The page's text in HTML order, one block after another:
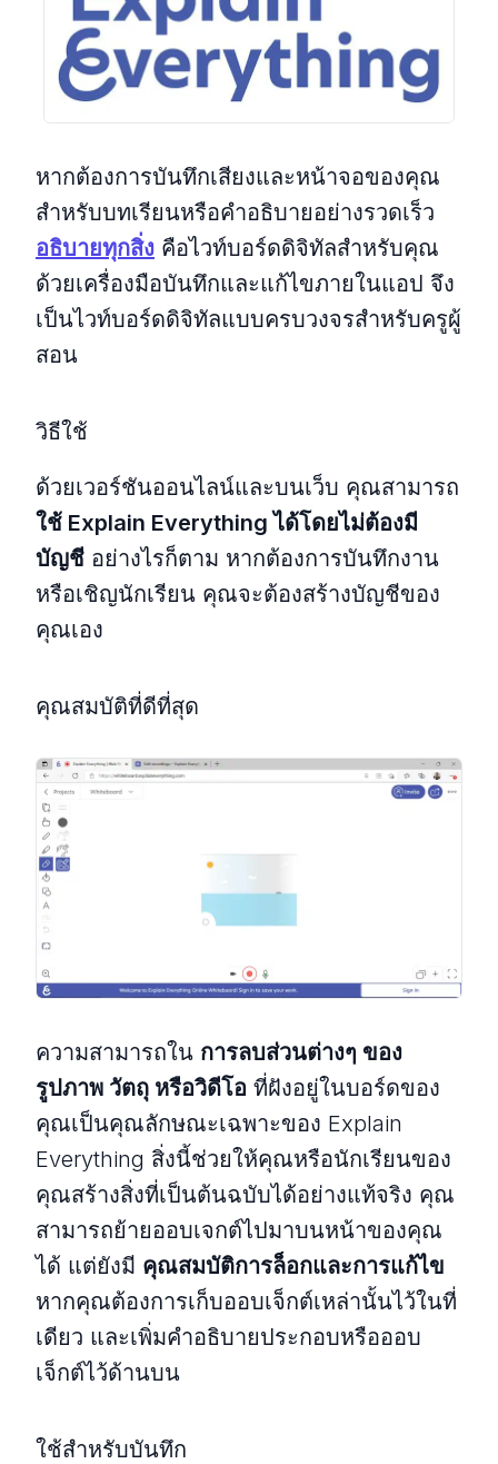
หากต้องการบันทึกเสียงและหน้าจอของคุณ
สำหรับบทเรียนหรือคำอธิบายอย่างรวดเร็ว
อธิบายทุกสิ่ง คือไวท์บอร์ดดิจิทัลสำหรับคุณ
ด้วยเครื่องมือบันทึกและแก้ไขภายในแอป จึง
เป็นไวท์บอร์ดดิจิทัลแบบครบวงจรสำหรับครูผู้
สอน
วิธีใช้
ด้วยเวอร์ชันออนไลน์และบนเว็บ คุณสามารถ
ใช้ Explain Everything ได้โดยไม่ต้องมี
บัญชี อย่างไรก็ตาม หากต้องการบันทึกงาน
หรือเชิญนักเรียน คุณจะต้องสร้างบัญชีของ
คุณเอง
คุณสมบัติที่ดีที่สุด
ความสามารถใน การลบส่วนต่างๆ ของ
รูปภาพ วัตถุ หรือวิดีโอ ที่ฝังอยู่ในบอร์ดของ
คุณเป็นคุณลักษณะเฉพาะของ Explain
Everything สิ่งนี้ช่วยให้คุณหรือนักเรียนของ
คุณสร้างสิ่งที่เป็นต้นฉบับได้อย่างแท้จริง คุณ
สามารถย้ายออบเจกต์ไปมาบนหน้าของคุณ
ได้ แต่ยังมี คุณสมบัติการล็อกและการแก้ไข
หากคุณต้องการเก็บออบเจ็กต์เหล่านั้นไว้ในที่
เดียว และเพิ่มคำอธิบายประกอบหรือออบ
เจ็กต์ไว้ด้านบน
ใช้สำหรับบันทึก